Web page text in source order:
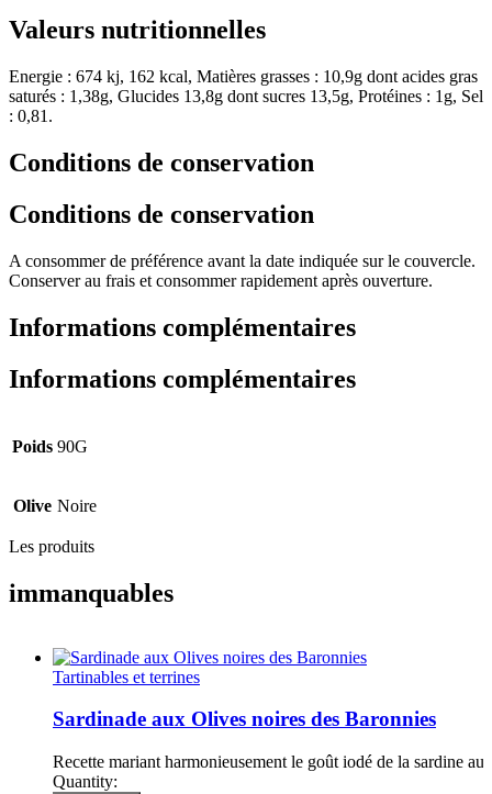
Valeurs nutritionnelles
Energie : 674 kj, 162 kcal, Matières grasses : 10,9g dont acides gras
saturés : 1,38g, Glucides 13,8g dont sucres 13,5g, Protéines : 1g, Sel
: 0,81.
Conditions de conservation
Conditions de conservation
A consommer de préférence avant la date indiquée sur le couvercle.
Conserver au frais et consommer rapidement après ouverture.
Informations complémentaires
Informations complémentaires
Poids 90G
Olive Noire
Les produits
immanquables
Tartinables et terrines
Sardinade aux Olives noires des Baronnies
Recette mariant harmonieusement le goût iodé de la sardine
Quantity: